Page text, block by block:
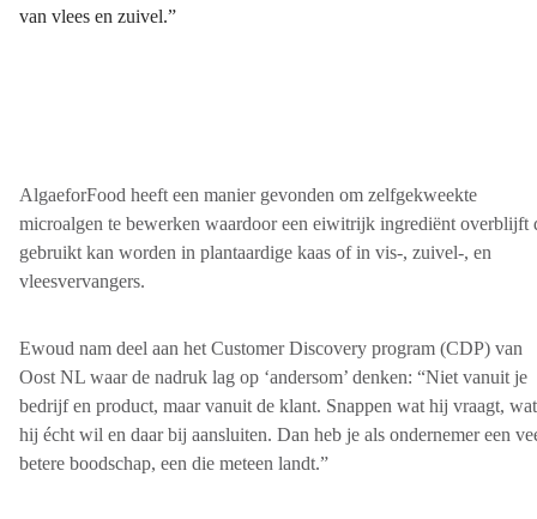
van vlees en zuivel.”
AlgaeforFood heeft een manier gevonden om zelfgekweekte
microalgen te bewerken waardoor een eiwitrijk ingrediënt overblijft
gebruikt kan worden in plantaardige kaas of in vis-, zuivel-, en
vleesvervangers.
Ewoud nam deel aan het Customer Discovery program (CDP) van
Oost NL waar de nadruk lag op ‘andersom’ denken: “Niet vanuit je
bedrijf en product, maar vanuit de klant. Snappen wat hij vraagt, wat
hij écht wil en daar bij aansluiten. Dan heb je als ondernemer een
betere boodschap, een die meteen landt.”